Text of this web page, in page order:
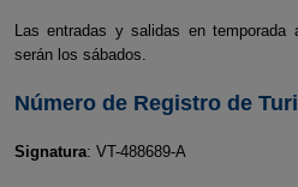
Las entradas y salidas en temporada
serán los sábados.
Número de Registro de
Signatura: VT-488689-A